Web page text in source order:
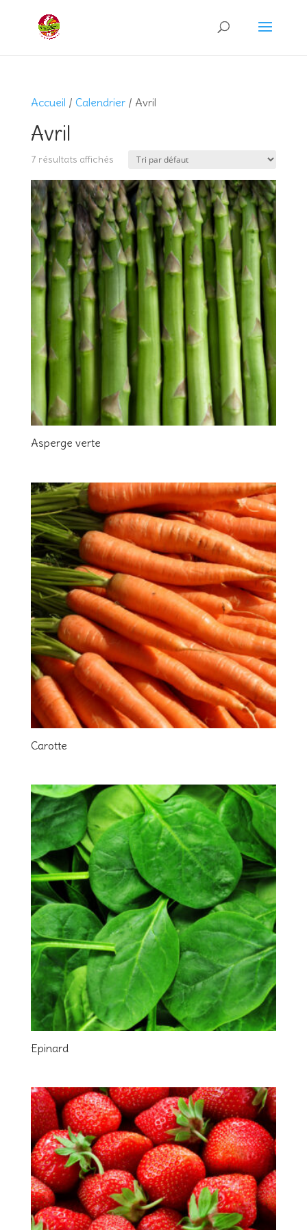
Recherche
produits
Accueil / Calendrier/ Avril
Avril
7 résultats affichés
Asperge verte
Carotte
Epinard